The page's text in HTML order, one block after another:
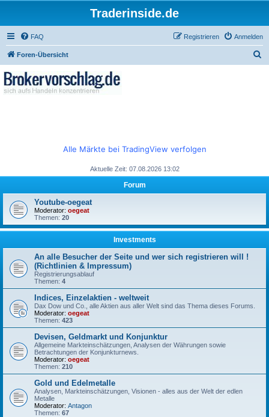
Traderinside.de
FAQ Anmelden
Registrieren
Foren-Übersicht
Alle Märkte bei TradingView verfolgen
Aktuelle Zeit: 07.08.2026 13:02
Forum
Youtube-oegeat
Moderator: oegeat
Themen: 20
Investments
An alle Besucher der Seite und wer sich registrieren will !
(Richtlinien & Impressum)
Registrierungsablauf
Themen: 4
Indices, Einzelaktien - weltweit
Dax Dow und Co., alle Aktien aus aller Welt sind das Thema dieses Forums.
Moderator: oegeat
Themen: 423
Devisen, Geldmarkt und Konjunktur
Allgemeine Markteinschätzungen, Analysen der Währungen sowie
Betrachtungen der Konjunkturnews.
Moderator: oegeat
Themen: 210
Gold und Edelmetalle
Analysen, Markteinschätzungen, Visionen - alles aus der Welt der edlen
Metalle
Moderator: Antagon
Themen: 67